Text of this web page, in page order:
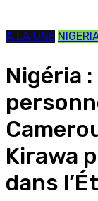
A LA UNE
Nigéria
Kirawa
dans